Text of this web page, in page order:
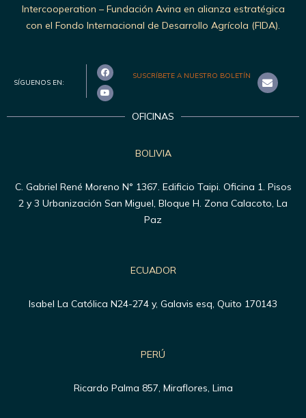
Intercooperation – Fundación Avina en alianza estratégica
con el Fondo Internacional de Desarrollo Agrícola (FIDA).
SÍGUENOS EN:
SUSCRÍBETE A NUESTRO BOLETÍN
OFICINAS
BOLIVIA
C. Gabriel René Moreno N° 1367. Edificio Taipi. Oficina 1. Pisos
2 y 3 Urbanización San Miguel, Bloque H. Zona Calacoto, La
Paz
ECUADOR
Isabel La Católica N24-274 y, Galavis esq, Quito 170143
PERÚ
Ricardo Palma 857, Miraflores, Lima